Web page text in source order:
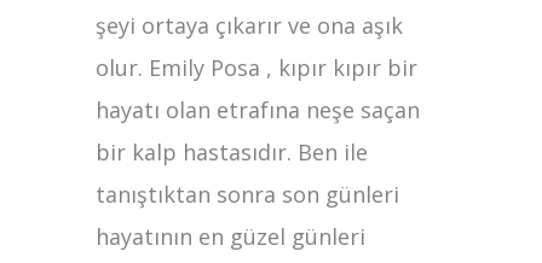
şeyi ortaya çıkarır ve ona aşık
olur. Emily Posa , kıpır kıpır bir
hayatı olan etrafına neşe saçan
bir kalp hastasıdır. Ben ile
tanıştıktan sonra son günleri
hayatının en güzel günleri